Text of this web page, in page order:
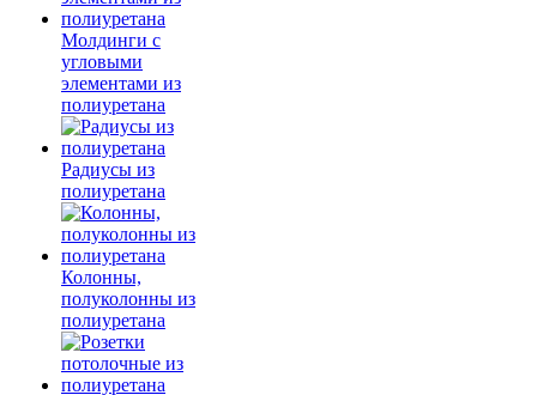
Молдинги с
угловыми
элементами из
полиуретана
Радиусы из
полиуретана
Колонны,
полуколонны из
полиуретана